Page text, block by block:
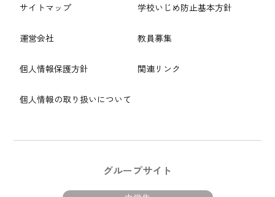
サイトマップ
運営会社
個人情報保護方針
個人情報の取り扱いについて
学校いじめ防止基本方針
教員募集
関連リンク
グループサイト